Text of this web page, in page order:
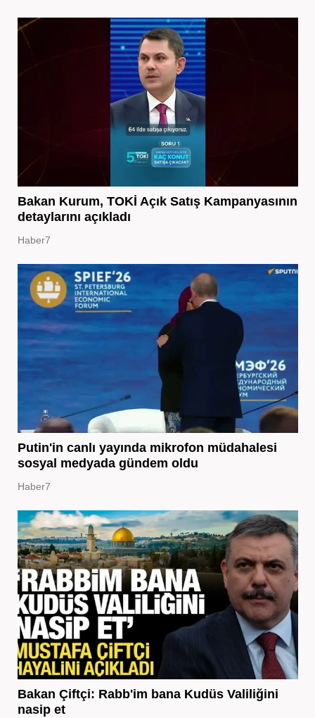
Bakan Kurum, TOKİ Açık Satış Kampanyasının
detaylarını açıkladı
Haber7
Putin'in canlı yayında mikrofon müdahalesi
sosyal medyada gündem oldu
Haber7
Bakan Çiftçi: Rabb'im bana Kudüs Valiliğini
nasip et